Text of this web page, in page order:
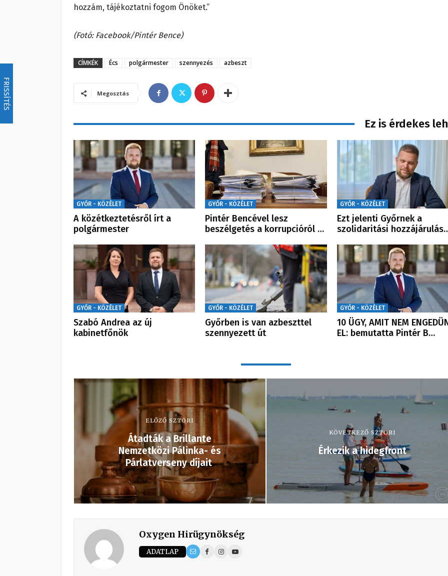
FRISSÍTÉS
hozzám, tájékoztatni fogom Önöket.”
(Fotó: Facebook/Pintér Bence)
CÍMKÉK Écs polgármester szennyezés azbeszt
Megosztás
Ez is érdekes
GYŐR - KÖZÉLET
A közétkeztetésről írt a
polgármester
GYŐR - KÖZÉLET
Pintér Bencével lesz
beszélgetés a korrupcióról …
GYŐR - KÖZÉLET
Ezt jelenti Győrnek a
szolidaritási
GYŐR - KÖZÉLET
Szabó Andrea az új
kabinetfőnök
GYŐR - KÖZÉLET
Győrben is van azbeszttel
szennyezett út
GYŐR - KÖZÉLET
10 ÜGY, AMIT NEM
EL: bemutatta Pintér B…
ELŐZŐ SZTORI
Átadták a Brillante
Nemzetközi Pálinka- és
Párlatverseny díjait
KÖVETKEZŐ SZTORI
Érkezik a hidegfront
Oxygen Hirügynökség
ADATLAP